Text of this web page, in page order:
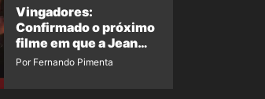
Vingadores:
Confirmado o próximo
filme em que a Jean
Grey irá aparecer
Por Fernando Pimenta